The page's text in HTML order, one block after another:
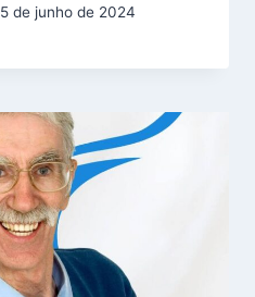
5 de junho de 2024